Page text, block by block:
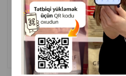
1 шт
17.30
КУПИТЬ